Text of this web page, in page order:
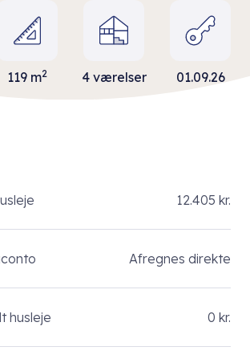
119 m2 4 værelser 01.09.26
12.405 kr.
Afregnes direkte
husleje 0 kr.